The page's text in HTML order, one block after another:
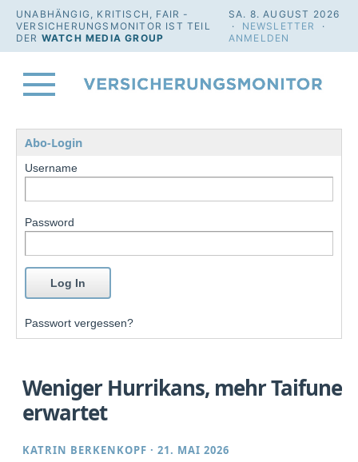
UNABHÄNGIG, KRITISCH, FAIR -
VERSICHERUNGSMONITOR IST TEIL
DER WATCH MEDIA GROUP
SA. 8. AUGUST 2026
· NEWSLETTER
·
ANMELDEN
Abo-Login
Username
Password
Passwort vergessen?
Weniger Hurrikans, mehr Taifune
erwartet
KATRIN BERKENKOPF ·21. MAI 2026